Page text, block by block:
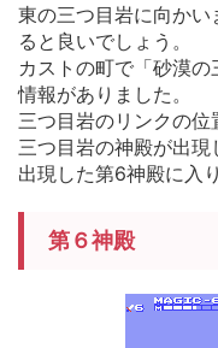
東の三つ目岩に向か
ると良いでしょう。
カストの町で「砂漠
情報がありました。
三つ目岩のリンクの位
三つ目岩の神殿が出現
出現した第6神殿に入
第６神殿